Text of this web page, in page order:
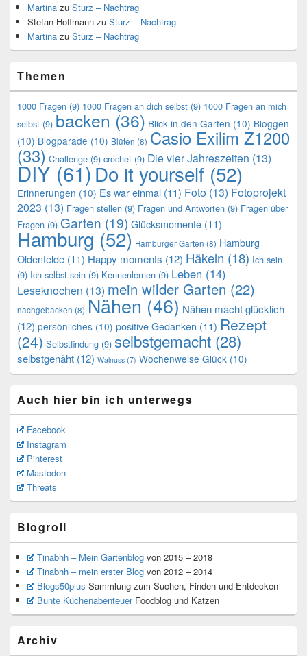
Martina zu Sturz – Nachtrag
Stefan Hoffmann zu Sturz – Nachtrag
Martina zu Sturz – Nachtrag
Themen
1000 Fragen (9) 1000 Fragen an dich selbst (9) 1000 Fragen an mich
selbst (9) backen (36) Blick in den Garten (10) Bloggen
(10) Blogparade (10) Blüten (8) Casio Exilim Z1200
(33) Challenge (9) crochet (9) Die vier Jahreszeiten (13)
DIY (61)Do it yourself (52)
Erinnerungen (10) Es war einmal (11) Foto (13) Fotoprojekt
2023 (13) Fragen stellen (9) Fragen und Antworten (9) Fragen über
Fragen (9) Garten (19) Glücksmomente (11)
Hamburg (52) Hamburger Garten (8) Hamburg
Oldenfelde (11) Happy moments (12) Häkeln (18) Ich sein
(9) Ich selbst sein (9) Kennenlernen (9) Leben (14)
Leseknochen (13) mein wilder Garten (22)
nachgebacken (8) Nähen (46) Nähen macht glücklich
(12) persönliches (10) positive Gedanken (11) Rezept
(24) Selbstfindung (9) selbstgemacht (28)
selbstgenäht (12) Walnuss (7) Wochenweise Glück (10)
Auch hier bin ich unterwegs
Facebook
Instagram
Pinterest
Mastodon
Threats
Blogroll
Tinabhh – Mein Gartenblogvon 2015 – 2018
Tinabhh – mein erster Blogvon 2012 – 2014
Blogs50plus Sammlung zum Suchen, Finden und Entdecken
Bunte KüchenabenteuerFoodblog und Katzen
Archiv